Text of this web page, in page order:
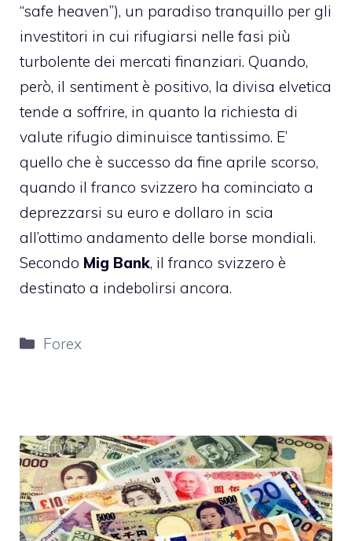
“safe heaven”), un paradiso tranquillo per gli
investitori in cui rifugiarsi nelle fasi più
turbolente dei mercati finanziari. Quando,
però, il sentiment è positivo, la divisa elvetica
tende a soffrire, in quanto la richiesta di
valute rifugio diminuisce tantissimo. E’
quello che è successo da fine aprile scorso,
quando il franco svizzero ha cominciato a
deprezzarsi su euro e dollaro in scia
all’ottimo andamento delle borse mondiali.
Secondo Mig Bank, il franco svizzero è
destinato a indebolirsi ancora.
Categorie
Forex